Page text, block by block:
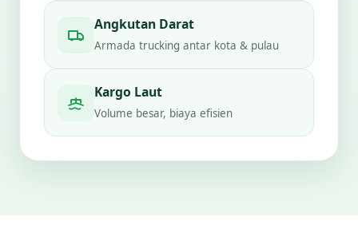
Angkutan Darat
Armada trucking antar kota & pulau
Kargo Laut
Volume besar, biaya efisien